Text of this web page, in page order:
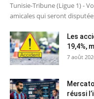
Tunisie-Tribune (Ligue 1) -
amicales qui seront
Les
19,4%,
7 août
réussi